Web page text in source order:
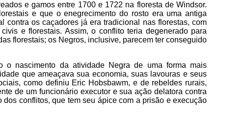
e gamos entre 1700 e 1722 na floresta de Windsor.
e que o enegrecimento do rosto era uma antiga
os caçadores já era tradicional nas florestas, com
e florestais. Assim, o conflito teria degenerado para
florestais; os Negros, inclusive, parecem ter conseguido
o nascimento da atividade Negra de uma forma mais
que ameaçava sua economia, suas lavouras e seus
como definiu Eric Hobsbawm, e de rebeldes rurais,
de um funcionário executor e sua ação delatora contra
conflitos, que tem seu ápice com a prisão e execução